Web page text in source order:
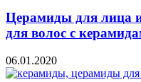
Церамиды для лица
для волос с
06.01.2020